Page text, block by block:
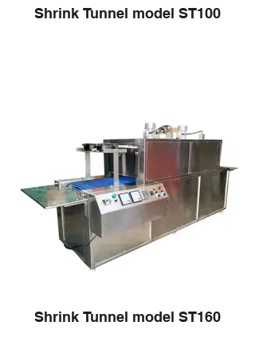
Shrink Tunnel model ST100
Shrink Tunnel model ST160